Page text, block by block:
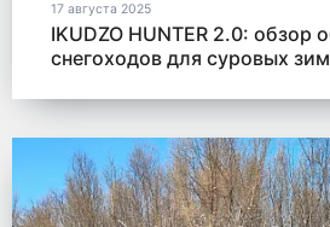
17 августа 2025
IKUDZO HUNTER 2.0: обзор
снегоходов для суровых зим